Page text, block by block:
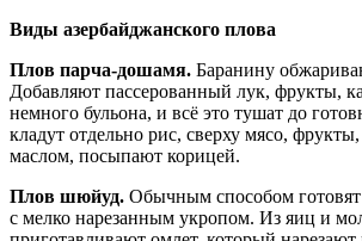
Виды азербайджанского плова
Плов парча-дошамя. Баранину
Добавляют пассерованный лук, фрукты,
немного бульона, и всё это тушат до
кладут отдельно рис, сверху мясо,
маслом, посыпают корицей.
Плов шюйуд. Обычным способом
с мелко нарезанным укропом. Из яиц и